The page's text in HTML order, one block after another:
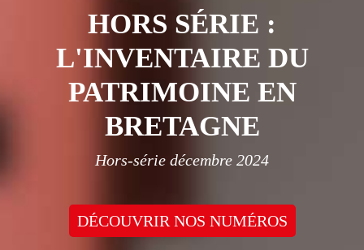
HORS SÉRIE :
L'INVENTAIRE DU
PATRIMOINE EN
BRETAGNE
Hors-série décembre 2024
DÉCOUVRIR NOS NUMÉROS